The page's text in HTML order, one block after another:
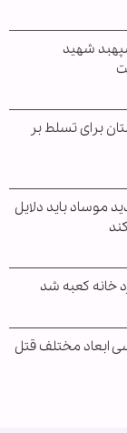
شهید
برای تسلط بر
موساد باید دلایل
خانه کعبه شد
ابعاد مختلف قتل